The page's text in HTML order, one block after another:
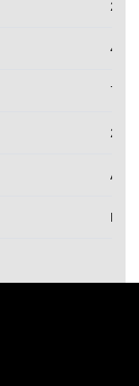
210
440
75
23,5